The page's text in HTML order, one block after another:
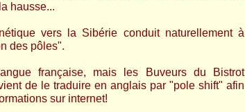
hausse...
vers la Sibérie conduit naturellement à
des pôles".
française, mais les Buveurs du Bistrot
de le traduire en anglais par "pole shift" afin
sur internet!